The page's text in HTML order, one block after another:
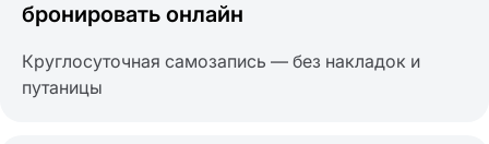
бронировать онлайн
Круглосуточная самозапись — без накладок и
путаницы